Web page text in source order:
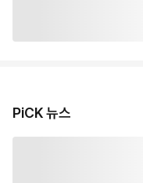
PiCK 뉴스